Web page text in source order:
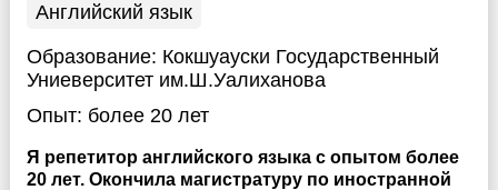
Английский язык
Образование: Кокшуауски Государственный
Униеверситет им.Ш.Уалиханова
Опыт: более 20 лет
Я репетитор английского языка с опытом более
20 лет. Окончила магистратуру по иностранной